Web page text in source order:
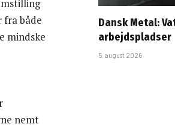
fra både
mindske
nemt
Dansk Metal:
arbejdspladser
5. august 2026